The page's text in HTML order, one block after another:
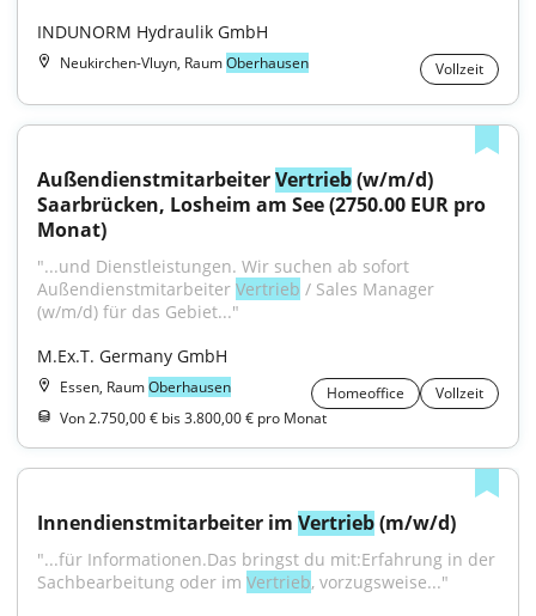
INDUNORM Hydraulik GmbH
Neukirchen-Vluyn, RaumOberhausen Vollzeit
Außendienstmitarbeiter Vertrieb (w/m/d)
Saarbrücken, Losheim am See (2750.00 EUR pro
Monat)
"...und Dienstleistungen. Wir suchen ab sofort
Außendienstmitarbeiter Vertrieb / Sales Manager
(w/m/d) für das Gebiet..."
M.Ex.T. Germany GmbH
Essen, RaumOberhausen Homeoffice
Vollzeit
Von 2.750,00 € bis 3.800,00 € pro Monat
Innendienstmitarbeiter im Vertrieb (m/w/d)
"...für Informationen.Das bringst du mit:Erfahrung in der
Sachbearbeitung oder im Vertrieb, vorzugsweise..."